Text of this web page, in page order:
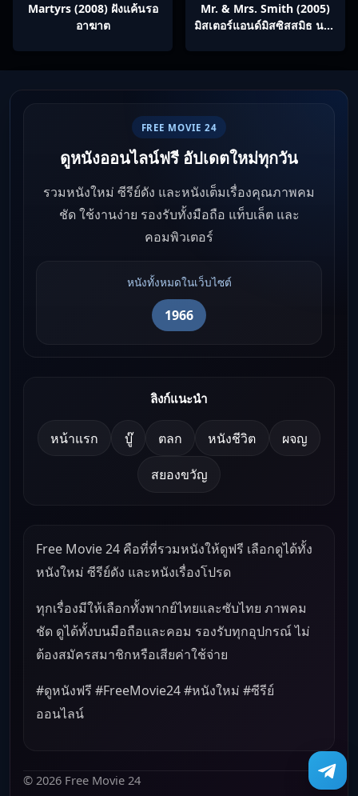
Martyrs (2008) ฝังแค้นรอ
อาฆาต
Mr. & Mrs. Smith (2005)
มิสเตอร์แอนด์มิสซิสสมิธ นาย
FREE MOVIE 24
ดูหนังออนไลน์ฟรี อัปเดตใหม่ทุกวัน
รวมหนังใหม่ ซีรีย์ดัง และหนังเต็มเรื่องคุณภาพคม
ชัด ใช้งานง่าย รองรับทั้งมือถือ แท็บเล็ต และ
คอมพิวเตอร์
หนังทั้งหมดในเว็บไซต์
1966
ลิงก์แนะนำ
หน้าแรก บู๊ ตลก หนังชีวิต ผจญ
สยองขวัญ
Free Movie 24 คือที่ที่รวมหนังให้ดูฟรี เลือกดูได้ทั้ง
หนังใหม่ ซีรีย์ดัง และหนังเรื่องโปรด
ทุกเรื่องมีให้เลือกทั้งพากย์ไทยและซับไทย ภาพคม
ชัด ดูได้ทั้งบนมือถือและคอม รองรับทุกอุปกรณ์ ไม่
ต้องสมัครสมาชิกหรือเสียค่าใช้จ่าย
#ดูหนังฟรี #FreeMovie24 #หนังใหม่ #ซีรีย์
ออนไลน์
© 2026 Free Movie 24